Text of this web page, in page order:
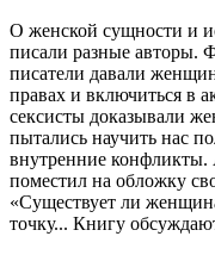
О женской сущности и
писали разные авторы.
писатели давали
правах и включиться в
сексисты доказывали
пытались научить нас
внутренние
поместил на обложку
«Существует ли
точку... Книгу